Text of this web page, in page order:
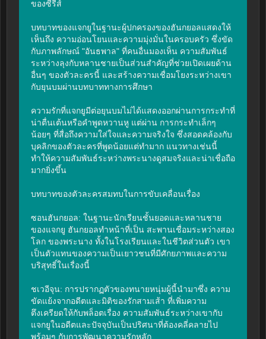
ของซีรีส์
บทบาทของแจกยูในฐานะผู้ปกครองของฮันกยอลแสดงให้
เห็นถึง ความอ่อนโยนและความมุ่งมั่นในครอบครัว ซึ่งขัด
กับภาพลักษณ์ "อันธพาล" ที่คนอื่นมองเห็น ความสัมพันธ์
ระหว่างลุงกับหลานชายเป็นส่วนสำคัญที่ช่วยเปิดเผยด้าน
อื่นๆ ของตัวละครนี้ และสร้างความเชื่อมโยงระหว่างเขา
กับยุนบมผ่านบทบาททางการศึกษา
ความรักที่แจกยูมีต่อยุนบมไม่ได้แสดงออกผ่านการกระทำที่
น่าตื่นเต้นหรือคำพูดหวานหู แต่ผ่าน การกระทำเล็กๆ
น้อยๆ ที่สื่อถึงความใส่ใจและความจริงใจ ซึ่งสอดคล้องกับ
บุคลิกของตัวละครที่พูดน้อยแต่ทำมาก แนวทางเช่นนี้
ทำให้ความสัมพันธ์ระหว่างพระนางดูสมจริงและน่าเชื่อถือ
มากยิ่งขึ้น
บทบาทของตัวละครสมทบในการขับเคลื่อนเรื่อง
ซอนฮันกยอล: ในฐานะนักเรียนชั้นยอดและหลานชาย
ของแจกยู ฮันกยอลทำหน้าที่เป็น สะพานเชื่อมระหว่างสอง
โลก ของพระนาง ทั้งในโรงเรียนและในชีวิตส่วนตัว เขา
เป็นตัวแทนของความเป็นเยาวชนที่มีศักยภาพและความ
บริสุทธิ์ในเรื่องนี้
ชเวอีจุน: การปรากฏตัวของทนายหนุ่มผู้นี้นำมาซึ่ง ความ
ขัดแย้งจากอดีตและมิติของรักสามเส้า ที่เพิ่มความ
ตึงเครียดให้กับพล็อตเรื่อง ความสัมพันธ์ระหว่างเขากับ
แจกยูในอดีตและปัจจุบันเป็นปริศนาที่ต้องคลี่คลายไป
พร้อมๆ กับการพัฒนาความรักหลัก